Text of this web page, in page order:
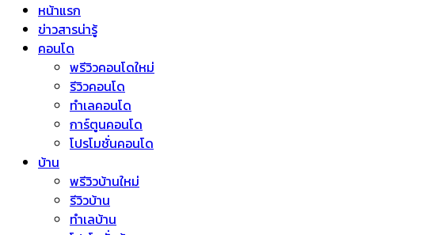
หน้าแรก
ข่าวสารน่ารู้
คอนโด
พรีวิวคอนโดใหม่
รีวิวคอนโด
ทำเลคอนโด
การ์ตูนคอนโด
โปรโมชั่นคอนโด
บ้าน
พรีวิวบ้านใหม่
รีวิวบ้าน
ทำเลบ้าน